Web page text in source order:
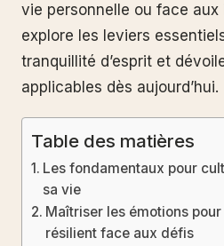
vie personnelle ou face aux
explore les leviers
tranquillité d’esprit et
applicables dès aujourd’hui.
Table des matières
Les fondamentaux pour
sa vie
Maîtriser les émotions
résilient face aux défis